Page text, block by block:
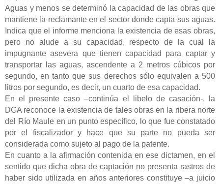
Aguas y menos se determinó la capacidad de las obras que
mantiene la reclamante en el sector donde capta sus aguas.
Indica que el informe menciona la existencia de esas obras,
pero no alude a su capacidad, respecto de la cual la
impugnante asevera que tienen capacidad para captar y
transportar las aguas, ascendente a 2 metros cúbicos por
segundo, en tanto que sus derechos sólo equivalen a 500
litros por segundo, es decir, un cuarto de esa capacidad.
En el presente caso –continúa el libelo de casación-, la
DGA reconoce la existencia de tales obras en la ribera norte
del Río Maule en un punto específico, lo que fue constatado
por el fiscalizador y hace que su parte no pueda ser
considerada como sujeto al pago de la patente.
En cuanto a la afirmación contenida en ese dictamen, en el
sentido que dicha obra de captación no presenta rastros de
haber sido utilizada en años anteriores constituye –a juicio